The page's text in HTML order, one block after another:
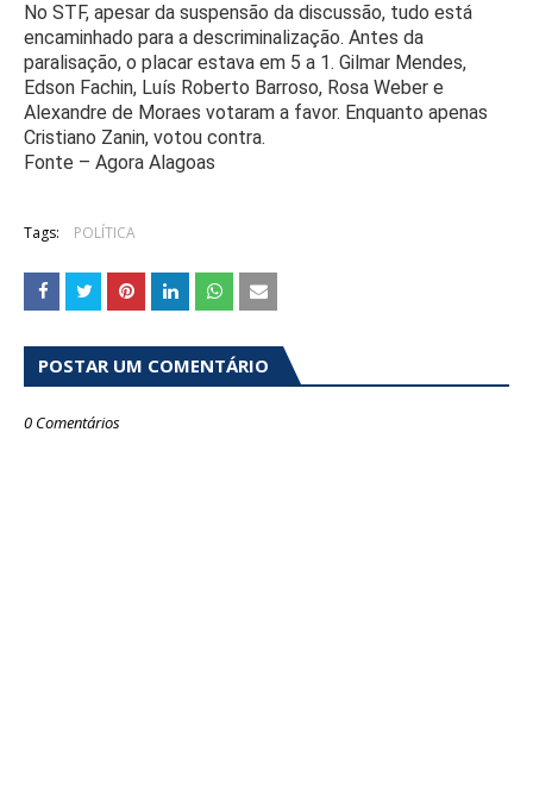
No STF, apesar da suspensão da discussão, tudo está
encaminhado para a descriminalização. Antes da
paralisação, o placar estava em 5 a 1. Gilmar Mendes,
Edson Fachin, Luís Roberto Barroso, Rosa Weber e
Alexandre de Moraes votaram a favor. Enquanto apenas
Cristiano Zanin, votou contra.
Fonte – Agora Alagoas
Tags: POLÍTICA
POSTAR UM COMENTÁRIO
0 Comentários